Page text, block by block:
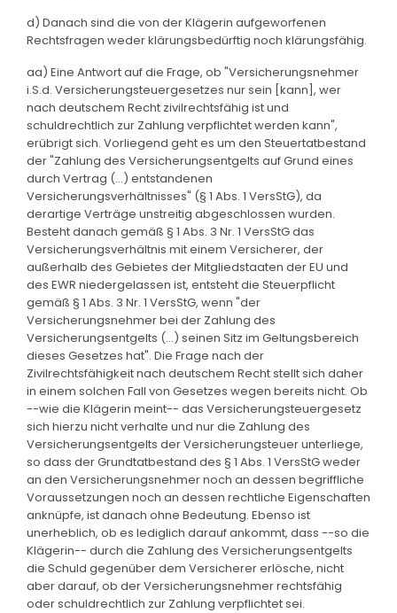
d) Danach sind die von der Klägerin aufgeworfenen
Rechtsfragen weder klärungsbedürftig noch klärungsfähig.
aa) Eine Antwort auf die Frage, ob "Versicherungsnehmer
i.S.d. Versicherungsteuergesetzes nur sein [kann], wer
nach deutschem Recht zivilrechtsfähig ist und
schuldrechtlich zur Zahlung verpflichtet werden kann",
erübrigt sich. Vorliegend geht es um den Steuertatbestand
der "Zahlung des Versicherungsentgelts auf Grund eines
durch Vertrag (...) entstandenen
Versicherungsverhältnisses" (§ 1 Abs. 1 VersStG), da
derartige Verträge unstreitig abgeschlossen wurden.
Besteht danach gemäß § 1 Abs. 3 Nr. 1 VersStG das
Versicherungsverhältnis mit einem Versicherer, der
außerhalb des Gebietes der Mitgliedstaaten der EU und
des EWR niedergelassen ist, entsteht die Steuerpflicht
gemäß § 1 Abs. 3 Nr. 1 VersStG, wenn "der
Versicherungsnehmer bei der Zahlung des
Versicherungsentgelts (...) seinen Sitz im Geltungsbereich
dieses Gesetzes hat". Die Frage nach der
Zivilrechtsfähigkeit nach deutschem Recht stellt sich daher
in einem solchen Fall von Gesetzes wegen bereits nicht. Ob
--wie die Klägerin meint-- das Versicherungsteuergesetz
sich hierzu nicht verhalte und nur die Zahlung des
Versicherungsentgelts der Versicherungsteuer unterliege,
so dass der Grundtatbestand des § 1 Abs. 1 VersStG weder
an den Versicherungsnehmer noch an dessen begriffliche
Voraussetzungen noch an dessen rechtliche Eigenschaften
anknüpfe, ist danach ohne Bedeutung. Ebenso ist
unerheblich, ob es lediglich darauf ankommt, dass --so die
Klägerin-- durch die Zahlung des Versicherungsentgelts
die Schuld gegenüber dem Versicherer erlösche, nicht
aber darauf, ob der Versicherungsnehmer rechtsfähig
oder schuldrechtlich zur Zahlung verpflichtet sei.